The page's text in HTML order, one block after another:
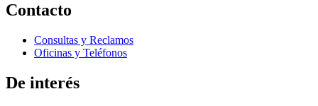
Contacto
Consultas y Reclamos
Oficinas y Teléfonos
De interés